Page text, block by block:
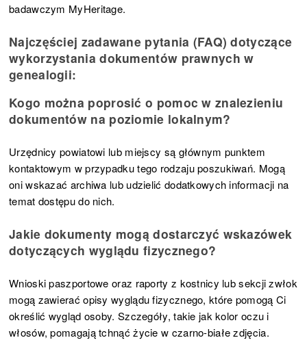
badawczym MyHeritage.
Najczęściej zadawane pytania (FAQ) dotyczące
wykorzystania dokumentów prawnych w
genealogii:
Kogo można poprosić o pomoc w znalezieniu
dokumentów na poziomie lokalnym?
Urzędnicy powiatowi lub miejscy są głównym punktem
kontaktowym w przypadku tego rodzaju poszukiwań. Mogą
oni wskazać archiwa lub udzielić dodatkowych informacji na
temat dostępu do nich.
Jakie dokumenty mogą dostarczyć wskazówek
dotyczących wyglądu fizycznego?
Wnioski paszportowe oraz raporty z kostnicy lub sekcji zwłok
mogą zawierać opisy wyglądu fizycznego, które pomogą Ci
określić wygląd osoby. Szczegóły, takie jak kolor oczu i
włosów, pomagają tchnąć życie w czarno-białe zdjęcia.